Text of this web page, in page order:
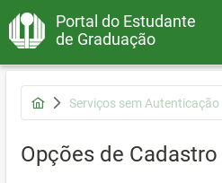
Portal do Estudante
de Graduação
Serviços sem Autenticação
Opções de Cadastro